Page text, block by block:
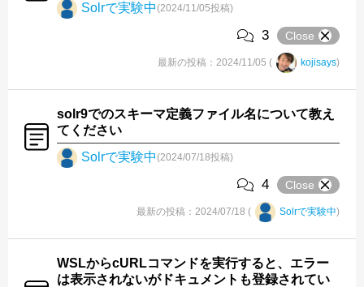
Solrで実験中(2024/11/05投稿)
3 Close
最新の投稿：2024/11/05 ( kojisays)
solr9でのスキーマ定義ファイル名について教え
てください
Solrで実験中(2024/07/18投稿)
4 Close
最新の投稿：2024/07/18 ( Solrで実験中)
WSLからcURLコマンドを実行すると、エラー
は表示されないがドキュメントも登録されてい